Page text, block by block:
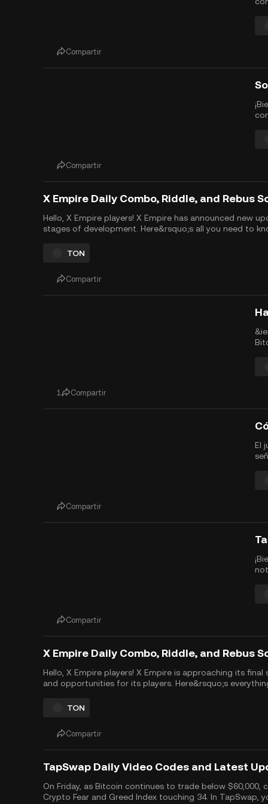
Compartir
Compartir
X Empire Daily Combo, Riddle, and Rebus
Hello, X Empire players! X Empire has announced new
stages of development. Here&rsquo;s all you need to
TON
Compartir
1 Compartir
El
Compartir
Compartir
X Empire Daily Combo, Riddle, and Rebus
Hello, X Empire players! X Empire is approaching its
and opportunities for its players. Here&rsquo;s
TON
Compartir
TapSwap Daily Video Codes and Latest
On Friday, as Bitcoin continues to trade below
Crypto Fear and Greed Index touching 34. In